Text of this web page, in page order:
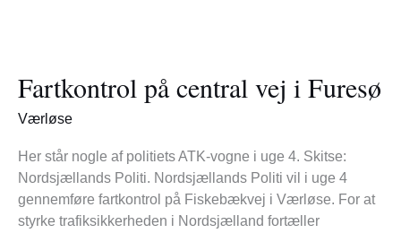
Fartkontrol på central vej i Furesø
Værløse
Her står nogle af politiets ATK-vogne i uge 4. Skitse:
Nordsjællands Politi. Nordsjællands Politi vil i uge 4
gennemføre fartkontrol på Fiskebækvej i Værløse. For at
styrke trafiksikkerheden i Nordsjælland fortæller
central
vej
i